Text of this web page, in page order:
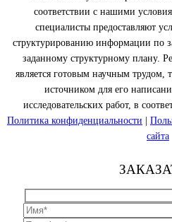
соответствии с нашими
специалисты предоставляют
структурированию информации по
заданному структурному плану.
является готовым научным трудом,
источником для его
исследовательских работ, в
Политика конфиденциальности
сайта